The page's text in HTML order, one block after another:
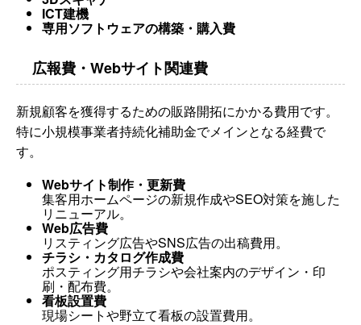
ICT建機
専用ソフトウェアの構築・購入費
広報費・Webサイト関連費
新規顧客を獲得するための販路開拓にかかる費用です。
特に小規模事業者持続化補助金でメインとなる経費で
す。
Webサイト制作・更新費
集客用ホームページの新規作成やSEO対策を施した
リニューアル。
Web広告費
リスティング広告やSNS広告の出稿費用。
チラシ・カタログ作成費
ポスティング用チラシや会社案内のデザイン・印
刷・配布費。
看板設置費
現場シートや野立て看板の設置費用。